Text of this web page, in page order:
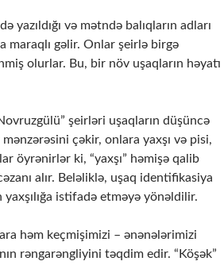
yazıldığı və mətndə balıqların adları
maraqlı gəlir. Onlar şeirlə birgə
olurlar. Bu, bir növ uşaqların həyatı
şeirləri uşaqların düşüncə
çəkir, onlara yaxşı və pisi,
öyrənirlər ki, “yaxşı” həmişə qalib
alır. Beləliklə, uşaq identifikasiya
istifadə etməyə yönəldilir.
həm keçmişimizi – ənənələrimizi
rəngarəngliyini təqdim edir. “Köşək”